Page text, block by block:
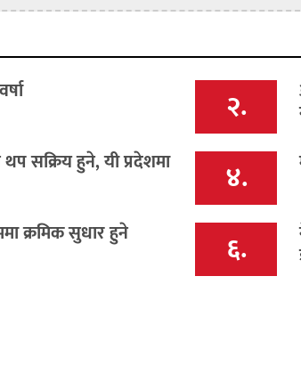
२.
सक्रिय हुने, यी प्रदेशमा ४.
क्रमिक सुधार हुने ६.